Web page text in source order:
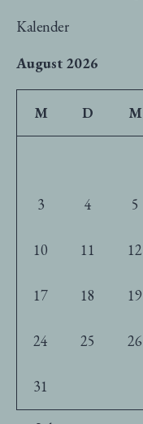
Kalender
August 2026
M D M
3 4 5
10 11 12
17 18 19
24 25 26
31